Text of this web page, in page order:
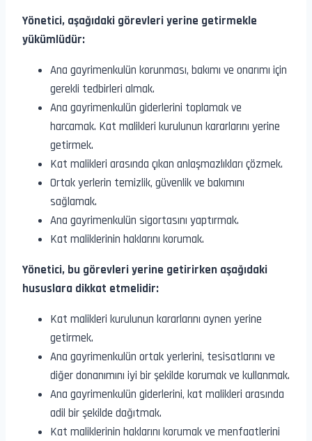
Yönetici, aşağıdaki görevleri yerine getirmekle
yükümlüdür:
Ana gayrimenkulün korunması, bakımı ve onarımı için
gerekli tedbirleri almak.
Ana gayrimenkulün giderlerini toplamak ve
harcamak. Kat malikleri kurulunun kararlarını yerine
getirmek.
Kat malikleri arasında çıkan anlaşmazlıkları çözmek.
Ortak yerlerin temizlik, güvenlik ve bakımını
sağlamak.
Ana gayrimenkulün sigortasını yaptırmak.
Kat maliklerinin haklarını korumak.
Yönetici, bu görevleri yerine getirirken aşağıdaki
hususlara dikkat etmelidir:
Kat malikleri kurulunun kararlarını aynen yerine
getirmek.
Ana gayrimenkulün ortak yerlerini, tesisatlarını ve
diğer donanımını iyi bir şekilde korumak ve kullanmak.
Ana gayrimenkulün giderlerini, kat malikleri arasında
adil bir şekilde dağıtmak.
Kat maliklerinin haklarını korumak ve menfaatlerini